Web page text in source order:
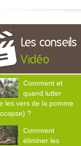
Les conseils
Vidéo
Comment et
quand lutter
les vers de la pomme
?
Comment
éliminer les